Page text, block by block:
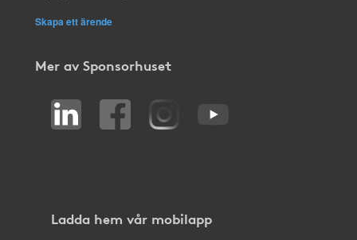
Skapa ett ärende
Mer av Sponsorhuset
Ladda hem vår mobilapp